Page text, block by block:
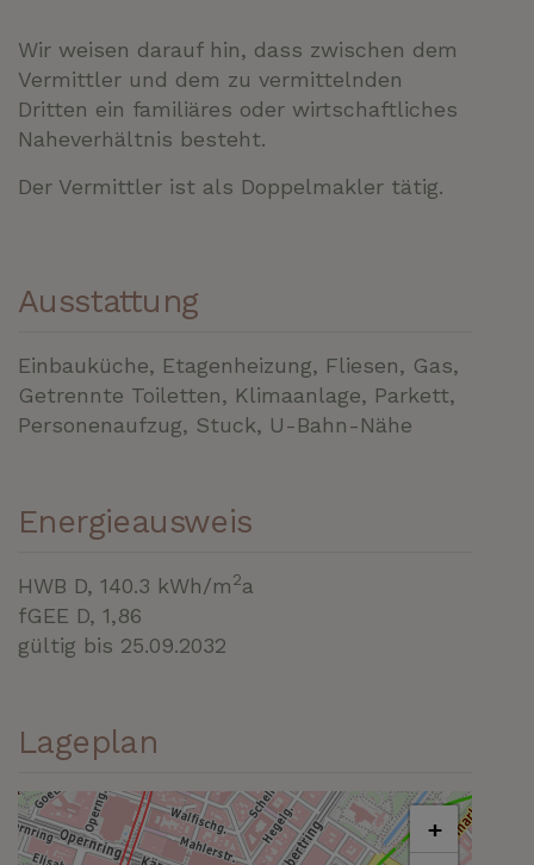
Wir weisen darauf hin, dass zwischen dem
Vermittler und dem zu vermittelnden
Dritten ein familiäres oder wirtschaftliches
Naheverhältnis besteht.
Der Vermittler ist als Doppelmakler tätig.
Ausstattung
Einbauküche Etagenheizung Fliesen
Gas
Getrennte Toiletten
Klimaanlage
Parkett
Personenaufzug
Stuck U-Bahn-Nähe
Energieausweis
HWB D, 140.3 kWh/m2a
fGEE D, 1,86
gültig bis 25.09.2032
Lageplan
+